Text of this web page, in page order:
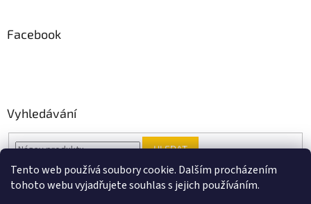
Tento web používá soubory cookie. Dalším procházením
tohoto webu vyjadřujete souhlas s jejich používáním.
Facebook
Vyhledávání
HLEDAT